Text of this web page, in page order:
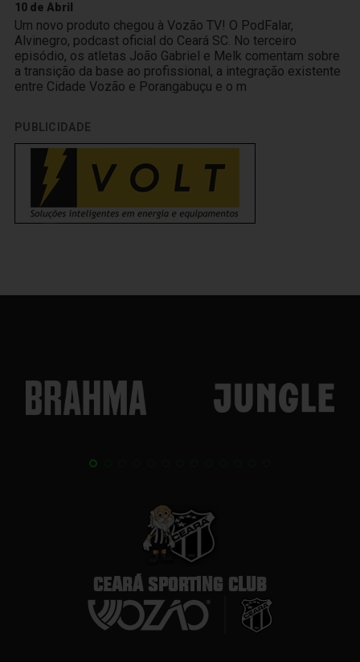
10 de Abril
Um novo produto chegou à Vozão TV! O PodFalar,
Alvinegro, podcast oficial do Ceará SC. No terceiro
episódio, os atletas João Gabriel e Melk comentam sobre
a transição da base ao profissional, a integração existente
entre Cidade Vozão e Porangabuçu e o m
PUBLICIDADE
CEARÁ SPORTING CLUB